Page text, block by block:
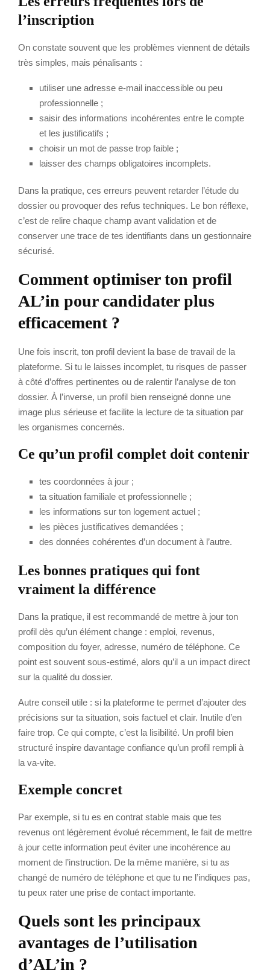
l’inscription
On constate souvent que les problèmes viennent de détails
très simples, mais pénalisants :
utiliser une adresse e-mail inaccessible ou peu
professionnelle ;
saisir des informations incohérentes entre le compte
et les justificatifs ;
choisir un mot de passe trop faible ;
laisser des champs obligatoires incomplets.
Dans la pratique, ces erreurs peuvent retarder l’étude du
dossier ou provoquer des refus techniques. Le bon réflexe,
c’est de relire chaque champ avant validation et de
conserver une trace de tes identifiants dans un gestionnaire
sécurisé.
Comment optimiser ton profil
AL’in pour candidater plus
efficacement ?
Une fois inscrit, ton profil devient la base de travail de la
plateforme. Si tu le laisses incomplet, tu risques de passer
à côté d’offres pertinentes ou de ralentir l’analyse de ton
dossier. À l’inverse, un profil bien renseigné donne une
image plus sérieuse et facilite la lecture de ta situation par
les organismes concernés.
Ce qu’un profil complet doit contenir
tes coordonnées à jour ;
ta situation familiale et professionnelle ;
les informations sur ton logement actuel ;
les pièces justificatives demandées ;
des données cohérentes d’un document à l’autre.
Les bonnes pratiques qui font
vraiment la différence
Dans la pratique, il est recommandé de mettre à jour ton
profil dès qu’un élément change : emploi, revenus,
composition du foyer, adresse, numéro de téléphone. Ce
point est souvent sous-estimé, alors qu’il a un impact direct
sur la qualité du dossier.
Autre conseil utile : si la plateforme te permet d’ajouter des
précisions sur ta situation, sois factuel et clair. Inutile d’en
faire trop. Ce qui compte, c’est la lisibilité. Un profil bien
structuré inspire davantage confiance qu’un profil rempli à
la va-vite.
Exemple concret
Par exemple, si tu es en contrat stable mais que tes
revenus ont légèrement évolué récemment, le fait de mettre
à jour cette information peut éviter une incohérence au
moment de l’instruction. De la même manière, si tu as
changé de numéro de téléphone et que tu ne l’indiques pas,
tu peux rater une prise de contact importante.
Quels sont les principaux
avantages de l’utilisation
d’AL’in ?